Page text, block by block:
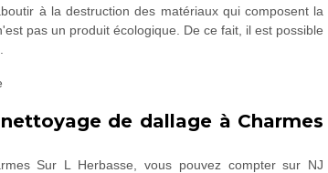
à la destruction des matériaux qui composent la
pas un produit écologique. De ce fait, il est possible
de dallage à Charmes
Sur L Herbasse, vous pouvez compter sur NJ